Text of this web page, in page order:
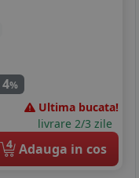
4%
Ultima bucata!
livrare 2/3 zile
4 Adauga in cos